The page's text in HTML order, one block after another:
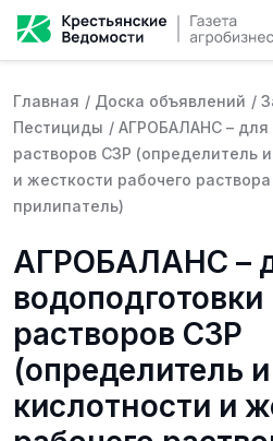
Главная / Доска объявлений /
Пестициды / АГРОБАЛАНС – для
растворов СЗР (определитель
и жесткости рабочего
прилипатель)
АГРОБАЛАНС –
водоподготовки
растворов СЗР
(определитель
кислотности и